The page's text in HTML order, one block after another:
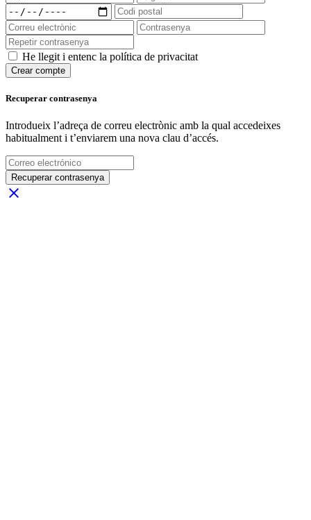
He llegit i entenc la política de privacitat
Crear compte
Recuperar contrasenya
Introdueix l’adreça de correu electrònic amb la qual accedeixes
habitualment i t’enviarem una nova clau d’accés.
Recuperar contrasenya
close